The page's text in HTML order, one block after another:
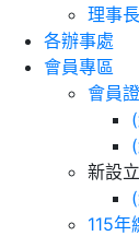
理事長
各辦事處
會員專區
會員
新設
115年